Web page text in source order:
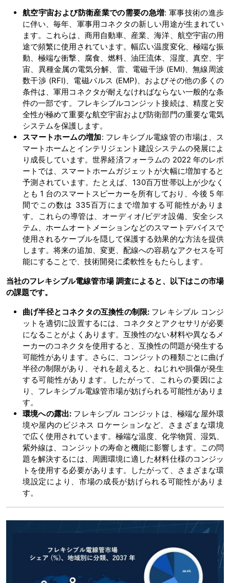
航空宇宙および防衛産業での需要の急増: 軍事技術の進歩
に伴い、毎年、軍事用コネクタの新しい用途が生まれてい
ます。これらは、商用自動車、産業、海洋、航空宇宙の用
途で頻繁に使用されています。幅広い温度変化、極端な振
動、極端な衝撃、腐食、燃料、油圧流体、湿度、真空、宇
宙、異種金属の電気分解、雷、電磁干渉 (EMI)、無線周波
数干渉 (RFI)、電磁パルス (EMP)、およびその他の多くの
条件は、軍用コネクタが耐えなければならない一般的な条
件の一部です。フレキシブルコンジット接続は、精度と安
全性が極めて重要な航空宇宙および防衛部門の重要な電気
システムを保護します。
スマートホームの増加: フレキシブル電線管の市場は、ス
マートホームとインテリジェント建設システムの発展によ
り成長しています。世界経済フォーラムの 2022 年のレポ
ートでは、スマートホームガジェットが大幅に増加すると
予測されています。たとえば、130百万世帯以上が少なく
とも 1 台のスマートスピーカーを所有しており、今後 5 年
間でこの数は 335百万にまで増加する可能性がありま
す。これらの導管は、オーディオ/ビデオ設備、安全シス
テム、ホームオートメーションなどのスマートデバイスで
使用されるケーブルを隠して保護する効果的な方法を提供
します。将来の追加、変更、配線への容易なアクセスを可
能にすることで、技術開発に柔軟性をもたらします。
当社のフレキシブル電線管市場 調査によると、以下はこの市場
の課題です。
曲げ半径とコネクタの互換性の制限: フレキシブル コンジ
ットを適切に設置するには、コネクタとアクセサリが必要
になることがよくあります。互換性のない材料や異なるメ
ーカーのコネクタを使用すると、互換性の問題が発生する
可能性があります。さらに、コンジットの種類ごとに曲げ
半径の制限があり、それを超えると、ねじれや損傷が発生
する可能性があります。したがって、これらの要因によ
り、フレキシブル電線管市場が妨げられる可能性がありま
す。
環境への露出: フレキシブル コンジットは、極端な屋外環
境や屋内のビジネス ロケーションなど、さまざまな環境
で広く使用されています。極端な温度、化学物質、湿気、
紫外線は、コンジットの寿命と機能に影響します。この問
題を解決するには、周囲環境に適した材料仕様のコンジッ
トを使用する必要があります。したがって、さまざまな環
境設定により、市場の成長が妨げられる可能性がありま
す。